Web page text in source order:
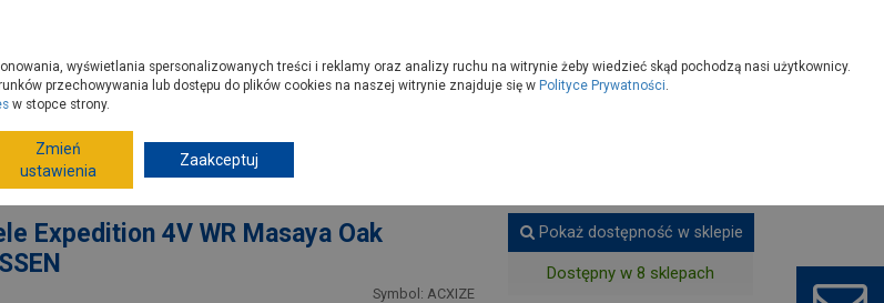
podłóg Panele podłogowe
Expedition 4V WR Masaya Oak
Symbol: ACXIZE
Pokaż dostępność w sklepie
Dostępny w 8 sklepach
wyświetlania spersonalizowanych treści i reklamy oraz analizy ruchu na witrynie żeby wiedzieć skąd pochodzą nasi użytkownicy.
przechowywania lub dostępu do plików cookies na naszej witrynie znajduje się w Polityce Prywatności.
w stopce strony.
Zmień
ustawienia
Zaakceptuj